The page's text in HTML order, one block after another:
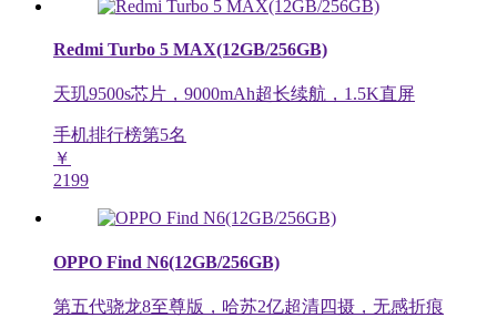
Redmi Turbo 5 MAX(12GB/256GB)
天玑9500s芯片，9000mAh超长续航，1.5K直屏
手机排行榜第5名
￥
2199
OPPO Find N6(12GB/256GB)
第五代骁龙8至尊版，哈苏2亿超清四摄，无感折痕